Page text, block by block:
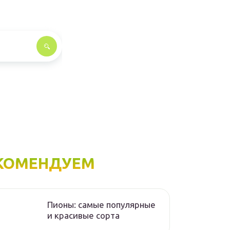
Пионы: самые популярные
и красивые сорта